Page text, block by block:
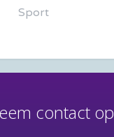
Sport
contact op